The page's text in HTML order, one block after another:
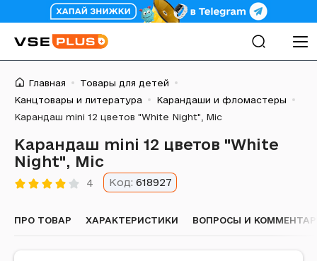
Главная
Товары для детей
Канцтовары и литература
Карандаши и фломастеры
Карандаш mini 12 цветов "White Night", Mic
Карандаш mini 12 цветов "White
Night", Mic
4 Код: 618927
ПРО ТОВАР ХАРАКТЕРИСТИКИ ВОПРОСЫ И